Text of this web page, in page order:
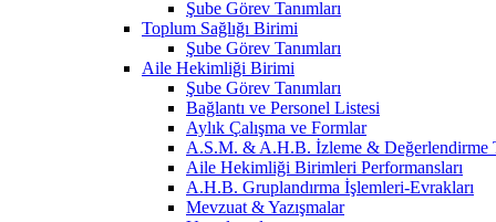
Şube Görev Tanımları
Toplum Sağlığı Birimi
Şube Görev Tanımları
Aile Hekimliği Birimi
Şube Görev Tanımları
Bağlantı ve Personel Listesi
Aylık Çalışma ve Formlar
A.S.M. & A.H.B. İzleme & Değerlendirme
Aile Hekimliği Birimleri Performansları
A.H.B. Gruplandırma İşlemleri-Evrakları
Mevzuat & Yazışmalar